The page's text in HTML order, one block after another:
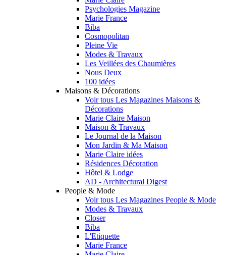
Psychologies Magazine
Marie France
Biba
Cosmopolitan
Pleine Vie
Modes & Travaux
Les Veillées des Chaumières
Nous Deux
100 idées
Maisons & Décorations
Voir tous Les Magazines Maisons &
Décorations
Marie Claire Maison
Maison & Travaux
Le Journal de la Maison
Mon Jardin & Ma Maison
Marie Claire idées
Résidences Décoration
Hôtel & Lodge
AD - Architectural Digest
People & Mode
Voir tous Les Magazines People & Mode
Modes & Travaux
Closer
Biba
L'Etiquette
Marie France